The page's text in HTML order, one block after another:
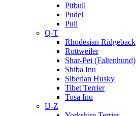
Pitbull
Pudel
Puli
Q-T
Rhodesian Ridgeback
Rottweiler
Shar-Pei (Faltenhund)
Shiba Inu
Siberian Husky
Tibet Terrier
Tosa Inu
U-Z